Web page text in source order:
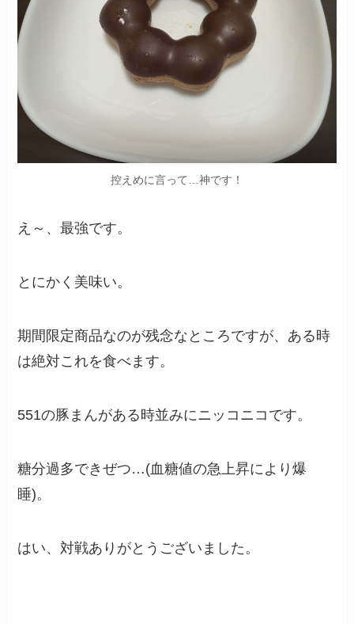
控えめに言って…神です！
え～、最強です。
とにかく美味い。
期間限定商品なのが残念なところですが、ある時
は絶対これを食べます。
551の豚まんがある時並みにニッコニコです。
糖分過多できぜつ…(血糖値の急上昇により爆
睡)。
はい、対戦ありがとうございました。